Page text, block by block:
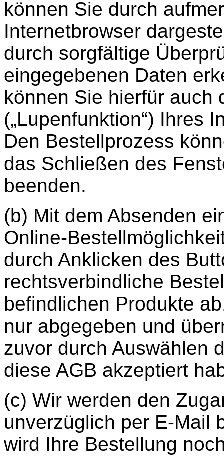
können Sie durch
Internetbrowser
durch sorgfältige
eingegebenen Daten
können Sie hierfür auch
(„Lupenfunktion“) Ihres
Den Bestellprozess
das Schließen des
beenden.
(b) Mit dem Absenden
Online-
durch Anklicken des
rechtsverbindliche
befindlichen Produkte
nur abgegeben und
zuvor durch Auswählen
diese AGB akzeptiert
(c) Wir werden den
unverzüglich per E-Mail
wird Ihre Bestellung